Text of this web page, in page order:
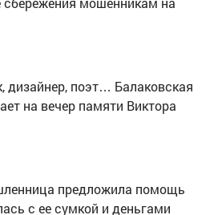
дизайнер, поэт… Балаковская
на вечер памяти Виктора
предложила помощь
с ее сумкой и деньгами